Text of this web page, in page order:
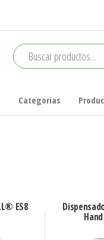
Categorias
ES8